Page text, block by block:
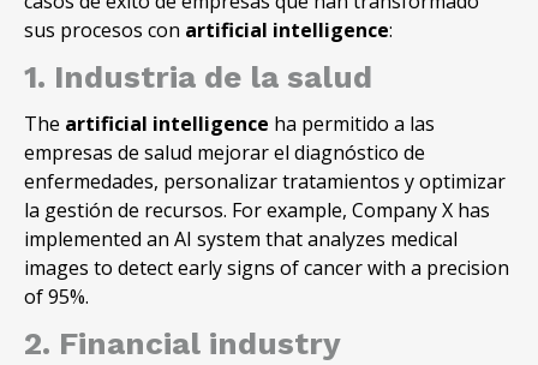
sus procesos con artificial intelligence:
1. Industria de la salud
The artificial intelligence ha permitido a las
empresas de salud mejorar el diagnóstico de
enfermedades, personalizar tratamientos y optimizar
la gestión de recursos. For example, Company X has
implemented an AI system that analyzes medical
images to detect early signs of cancer with a precision
of 95%.
2. Financial industry